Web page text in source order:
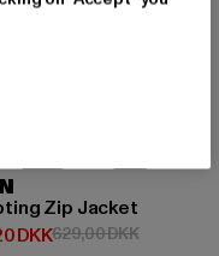
DKK
Zip Jacket
DKKpris: 503,20 DKK
629,00 DKK